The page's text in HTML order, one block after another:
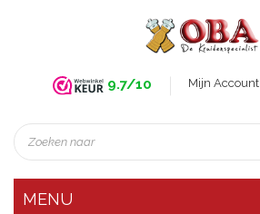
9.7/10 Mijn Account